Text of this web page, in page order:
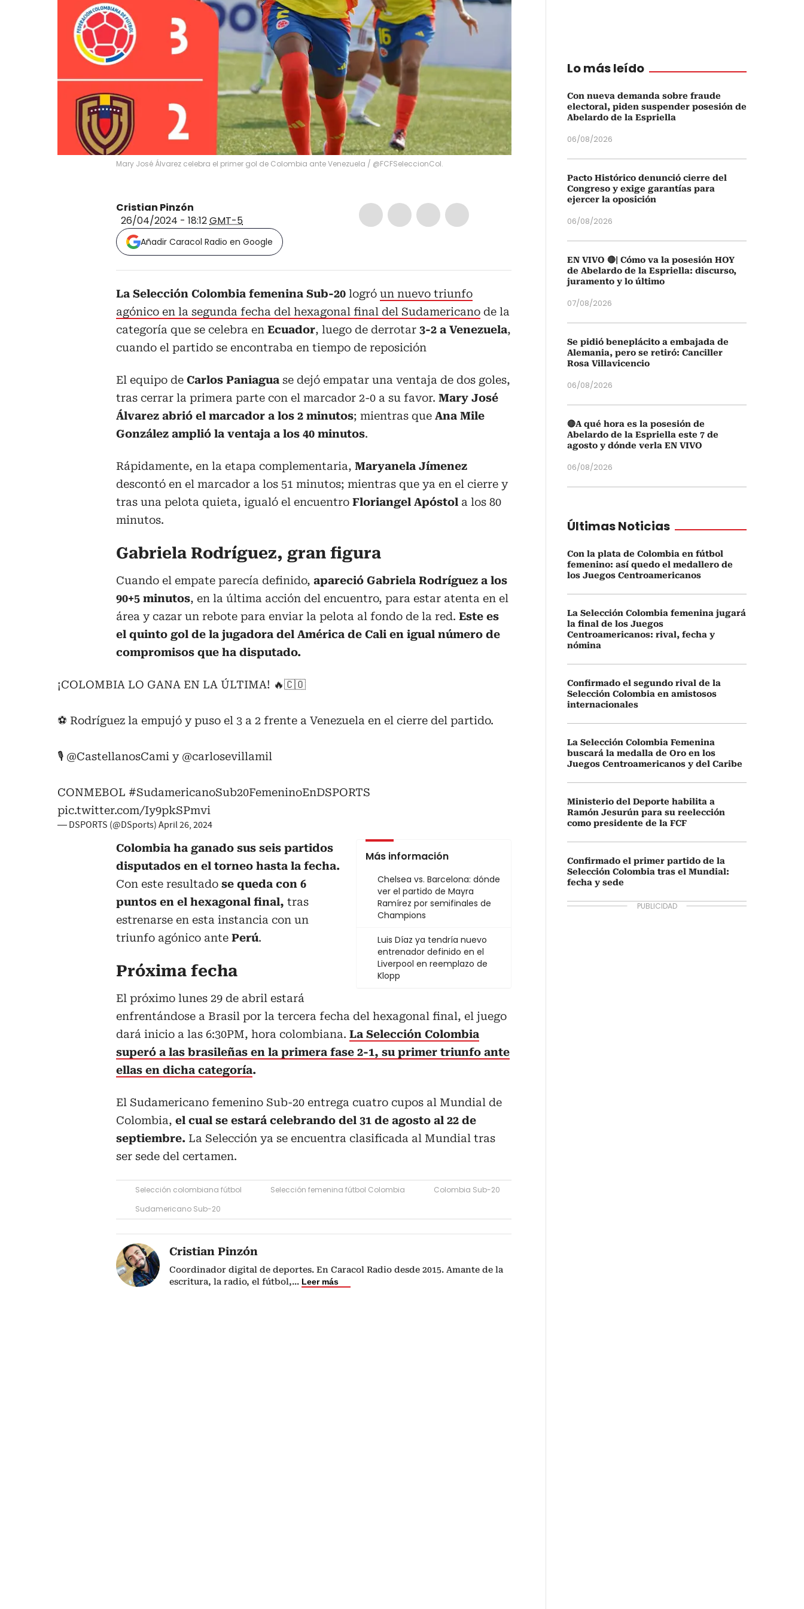
Mary José Álvarez celebra el primer gol de Colombia ante Venezuela / @FCFSeleccionCol.
Cristian Pinzón
26/04/2024 - 18:12GMT-5
Añadir Caracol Radio en Google
La Selección Colombia femenina Sub-20 logró un nuevo triunfo
agónico en la segunda fecha del hexagonal final del Sudamericano de la
categoría que se celebra en Ecuador, luego de derrotar 3-2 a Venezuela,
cuando el partido se encontraba en tiempo de reposición
El equipo de Carlos Paniagua se dejó empatar una ventaja de dos goles,
tras cerrar la primera parte con el marcador 2-0 a su favor. Mary José
Álvarez abrió el marcador a los 2 minutos; mientras que Ana Mile
González amplió la ventaja a los 40 minutos.
Rápidamente, en la etapa complementaria, Maryanela Jímenez
descontó en el marcador a los 51 minutos; mientras que ya en el cierre y
tras una pelota quieta, igualó el encuentro Floriangel Apóstol a los 80
minutos.
Gabriela Rodríguez, gran figura
Cuando el empate parecía definido, apareció Gabriela Rodríguez a los
90+5 minutos, en la última acción del encuentro, para estar atenta en el
área y cazar un rebote para enviar la pelota al fondo de la red. Este es
el quinto gol de la jugadora del América de Cali en igual número de
compromisos que ha disputado.
¡COLOMBIA LO GANA EN LA ÚLTIMA! 🔥🇨🇴
⚽ Rodríguez la empujó y puso el 3 a 2 frente a Venezuela en el cierre del partido.
🎙 @CastellanosCami y @carlosevillamil
CONMEBOL #SudamericanoSub20FemeninoEnDSPORTS
pic.twitter.com/Iy9pkSPmvi
— DSPORTS (@DSports) April 26, 2024
Más información
Chelsea vs. Barcelona: dónde
ver el partido de Mayra
Ramírez por semifinales de
Champions
Luis Díaz ya tendría nuevo
entrenador definido en el
Liverpool en reemplazo de
Klopp
Colombia ha ganado sus seis partidos
disputados en el torneo hasta la fecha.
Con este resultado se queda con 6
puntos en el hexagonal final, tras
estrenarse en esta instancia con un
triunfo agónico ante Perú.
Próxima fecha
El próximo lunes 29 de abril estará
enfrentándose a Brasil por la tercera fecha del hexagonal final, el juego
dará inicio a las 6:30PM, hora colombiana. La Selección Colombia
superó a las brasileñas en la primera fase 2-1, su primer triunfo ante
ellas en dicha categoría.
El Sudamericano femenino Sub-20 entrega cuatro cupos al Mundial de
Colombia, el cual se estará celebrando del 31 de agosto al 22 de
septiembre. La Selección ya se encuentra clasificada al Mundial tras
ser sede del certamen.
Selección colombiana fútbol Selección femenina fútbol Colombia
Colombia Sub-20
Sudamericano Sub-20
Cristian Pinzón
Coordinador digital de deportes. En Caracol Radio desde 2015. Amante de la
escritura, la radio, el fútbol,... Leer más
Lo más leído
Con nueva demanda sobre fraude
electoral, piden suspender posesión de
Abelardo de la Espriella
06/08/2026
Pacto Histórico denunció cierre del
Congreso y exige garantías para
ejercer la oposición
06/08/2026
EN VIVO 🔴| Cómo va la posesión HOY
de Abelardo de la Espriella: discurso,
juramento y lo último
07/08/2026
Se pidió beneplácito a embajada de
Alemania, pero se retiró: Canciller
Rosa Villavicencio
06/08/2026
🔴A qué hora es la posesión de
Abelardo de la Espriella este 7 de
agosto y dónde verla EN VIVO
06/08/2026
Últimas Noticias
Con la plata de Colombia en fútbol
femenino: así quedo el medallero de
los Juegos Centroamericanos
La Selección Colombia femenina jugará
la final de los Juegos
Centroamericanos: rival, fecha y
nómina
Confirmado el segundo rival de la
Selección Colombia en amistosos
internacionales
La Selección Colombia Femenina
buscará la medalla de Oro en los
Juegos Centroamericanos y del Caribe
Ministerio del Deporte habilita a
Ramón Jesurún para su reelección
como presidente de la FCF
Confirmado el primer partido de la
Selección Colombia tras el Mundial:
fecha y sede